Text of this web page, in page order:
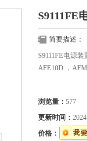
S9111FE
简要描述：
S9111FE电源
AFE10D ，
浏览量： 577
更新时间：
价格：